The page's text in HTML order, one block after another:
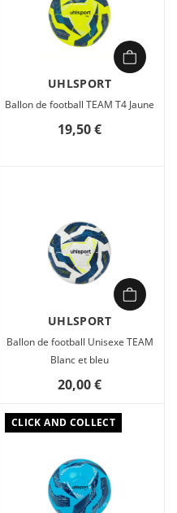
UHLSPORT
Ballon de football TEAM T4 Jaune
19,50 €
UHLSPORT
Ballon de football Unisexe TEAM
Blanc et bleu
20,00 €
CLICK AND COLLECT